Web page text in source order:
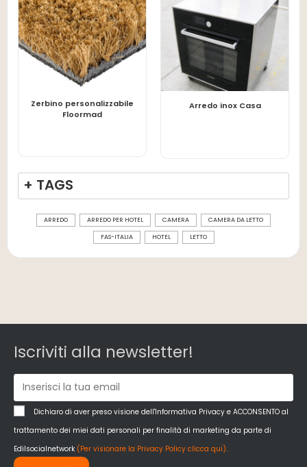
LEGGI TUTTO
Zerbino personalizzabile
Floormad
LEGGI TUTTO
Arredo inox Casa
+ TAGS
ARREDO ARREDO PER HOTEL CAMERA CAMERA DA LETTO
FAS-ITALIA HOTEL LETTO
Iscriviti alla newsletter!
Dichiaro di aver preso visione dell'Informativa Privacy e ACCONSENTO al
trattamento dei miei dati personali per finalità di marketing da parte di
Edilsocialnetwork (Per visionare la Privacy Policy clicca qui).